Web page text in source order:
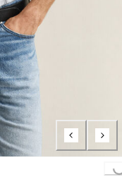
Loading...